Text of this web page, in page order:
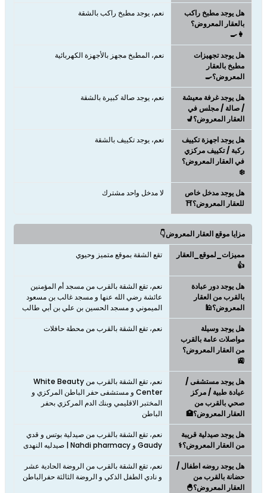
هل يوجد مطبخ راكب
بالعقار المعروض؟
👩‍🍳
نعم، يوجد مطبخ راكب بالشقة
هل يوجد تجهيزات
مطبخ بالعقار
المعروض؟🍳
نعم، المطبخ مجهز بالأجهزة الكهربائية
هل يوجد غرفة معيشة
/ صالة / مجلس في
العقار المعروض؟💺
نعم، يوجد صالة كبيرة بالشقة
هل يوجد اجهزة تكييف
ركبة / تكييف مركزي
في العقار المعروض؟
❄️
نعم، يوجد تكييف بالشقة
هل يوجد مدخل خاص
للعقار المعروض؟⛩️
لا مدخل واحد مشترك
مزايا موقع العقار المعروض👇
مميزات_لموقع_العقار
👍
تقع الشقة بموقع متميز وحيوي
هل يوجد دور عبادة
بالقرب من العقار
المعروض؟🕌
نعم، تقع الشقة بالقرب من مسجد أم المؤمنين
عائشة رضي الله عنها و مسجد غالب بن مسعود
الميموني و مسجد الحسين بن علي بن أبي طالب
هل يوجد وسيلة
مواصلات عامة بالقرب
من العقار المعروض؟
🚉
نعم، تقع الشقة بالقرب من محطة حافلات
هل يوجد مستشفى /
عيادة طبية / مركز
صحي بالقرب من
العقار المعروض؟🏥
نعم، تقع الشقة بالقرب من White Beauty
Center و مستشفى حفر الباطن المركزي و
المختبر الاقليمي وبنك الدم المركزي بحفر
الباطن
هل يوجد صيدلية قريبة
من العقار المعروض؟⚕️
نعم، تقع الشقة بالقرب من صيدلية بوتس و قدي
Gaudy و Nahdi pharmacy | صيدليه النهدى
هل يوجد روضه اطفال /
حضانة بالقرب من
العقار المعروض؟🐣
نعم، تقع الشقة بالقرب من الروضة الحادية عشر
و نادي الطفل الذكي و الروضة الثالثة حفرالباطن